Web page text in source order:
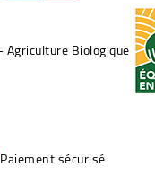
Paiement sécurisé